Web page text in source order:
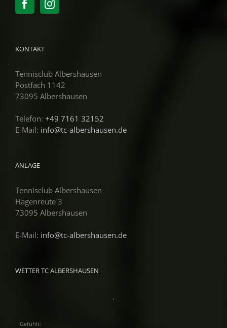
KONTAKT
Tennisclub Albershausen
Postfach 1142
73095 Albershausen
Telefon: +49 7161 32152
E-Mail: info@tc-albershausen.de
ANLAGE
Tennisclub Albershausen
Hagenreute 3
73095 Albershausen
E-Mail: info@tc-albershausen.de
WETTER TC ALBERSHAUSEN
Gefühlt: